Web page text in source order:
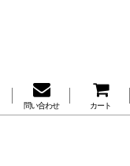
問い合わせ カート